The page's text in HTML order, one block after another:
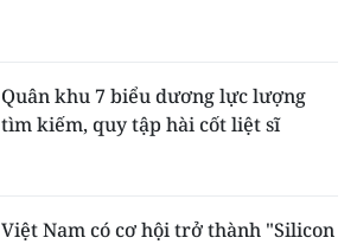
Quân khu 7 biểu dương lực lượng
tìm kiếm, quy tập hài cốt liệt sĩ
Việt Nam có cơ hội trở thành "Silicon